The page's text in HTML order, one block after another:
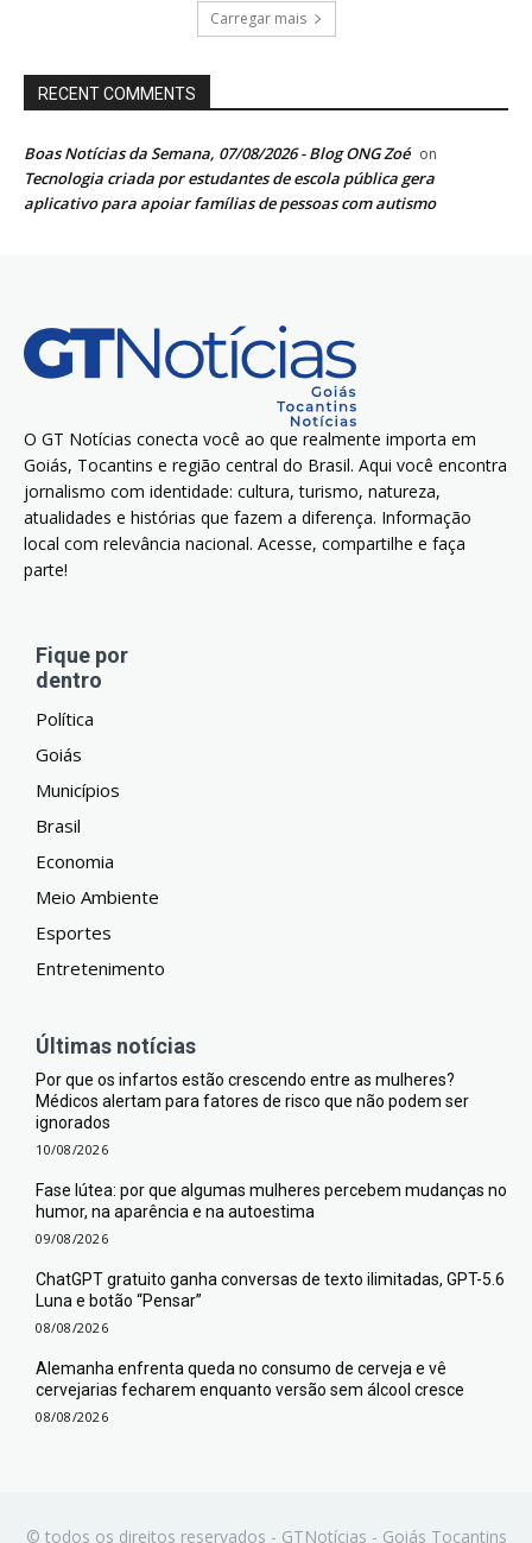
Carregar mais
RECENT COMMENTS
Boas Notícias da Semana, 07/08/2026 - Blog ONG Zoé on
Tecnologia criada por estudantes de escola pública gera
aplicativo para apoiar famílias de pessoas com autismo
O GT Notícias conecta você ao que realmente importa em
Goiás, Tocantins e região central do Brasil. Aqui você encontra
jornalismo com identidade: cultura, turismo, natureza,
atualidades e histórias que fazem a diferença. Informação
local com relevância nacional. Acesse, compartilhe e faça
parte!
Fique por
dentro
Política
Goiás
Municípios
Brasil
Economia
Meio Ambiente
Esportes
Entretenimento
Últimas notícias
Por que os infartos estão crescendo entre as mulheres?
Médicos alertam para fatores de risco que não podem ser
ignorados
10/08/2026
Fase lútea: por que algumas mulheres percebem mudanças no
humor, na aparência e na autoestima
09/08/2026
ChatGPT gratuito ganha conversas de texto ilimitadas, GPT-5.6
Luna e botão “Pensar”
08/08/2026
Alemanha enfrenta queda no consumo de cerveja e vê
cervejarias fecharem enquanto versão sem álcool cresce
08/08/2026
© todos os direitos reservados - GTNotícias - Goiás Tocantins